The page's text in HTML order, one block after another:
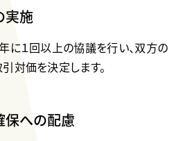
実施
に１回以上の協議を行い、双方の
対価を決定します。
保への配慮